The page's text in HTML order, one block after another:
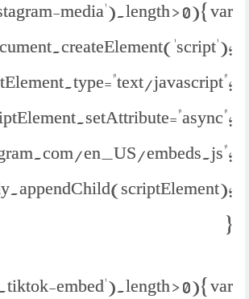
media').length > 0){ var
javascript";
en_US/embeds.js";
}
embed').length > 0){ var